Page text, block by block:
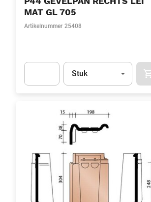
MAT GL 705
Artikelnummer 25408
Eenheid
Stuk